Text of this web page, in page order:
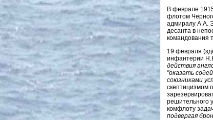
В феврале
флотом
адмиралу А.А.
десанта в
командования
19 февраля
инфантерии
действия
"оказать
союзниками
скептицизмом
решительного
комфлоту
подвергая